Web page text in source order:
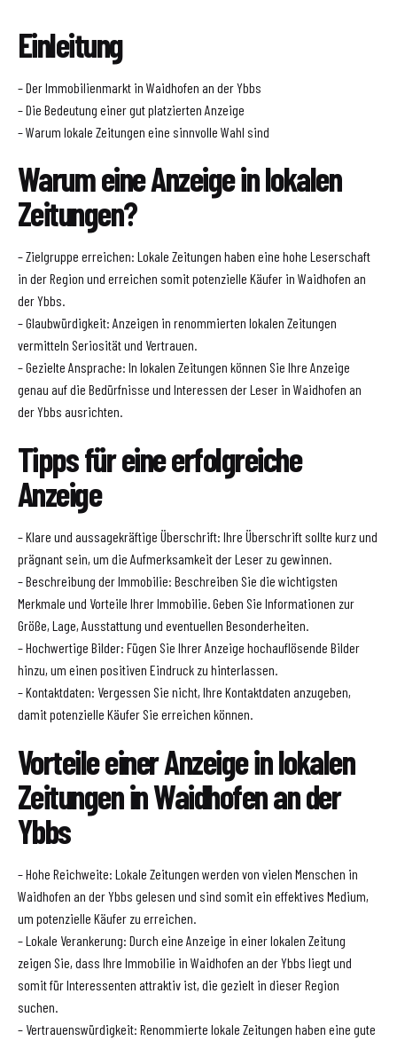
Einleitung
– Der Immobilienmarkt in Waidhofen an der Ybbs
– Die Bedeutung einer gut platzierten Anzeige
– Warum lokale Zeitungen eine sinnvolle Wahl sind
Warum eine Anzeige in lokalen
Zeitungen?
– Zielgruppe erreichen: Lokale Zeitungen haben eine hohe Leserschaft
in der Region und erreichen somit potenzielle Käufer in Waidhofen an
der Ybbs.
– Glaubwürdigkeit: Anzeigen in renommierten lokalen Zeitungen
vermitteln Seriosität und Vertrauen.
– Gezielte Ansprache: In lokalen Zeitungen können Sie Ihre Anzeige
genau auf die Bedürfnisse und Interessen der Leser in Waidhofen an
der Ybbs ausrichten.
Tipps für eine erfolgreiche
Anzeige
– Klare und aussagekräftige Überschrift: Ihre Überschrift sollte kurz und
prägnant sein, um die Aufmerksamkeit der Leser zu gewinnen.
– Beschreibung der Immobilie: Beschreiben Sie die wichtigsten
Merkmale und Vorteile Ihrer Immobilie. Geben Sie Informationen zur
Größe, Lage, Ausstattung und eventuellen Besonderheiten.
– Hochwertige Bilder: Fügen Sie Ihrer Anzeige hochauflösende Bilder
hinzu, um einen positiven Eindruck zu hinterlassen.
– Kontaktdaten: Vergessen Sie nicht, Ihre Kontaktdaten anzugeben,
damit potenzielle Käufer Sie erreichen können.
Vorteile einer Anzeige in lokalen
Zeitungen in Waidhofen an der
Ybbs
– Hohe Reichweite: Lokale Zeitungen werden von vielen Menschen in
Waidhofen an der Ybbs gelesen und sind somit ein effektives Medium,
um potenzielle Käufer zu erreichen.
– Lokale Verankerung: Durch eine Anzeige in einer lokalen Zeitung
zeigen Sie, dass Ihre Immobilie in Waidhofen an der Ybbs liegt und
somit für Interessenten attraktiv ist, die gezielt in dieser Region
suchen.
– Vertrauenswürdigkeit: Renommierte lokale Zeitungen haben eine gute